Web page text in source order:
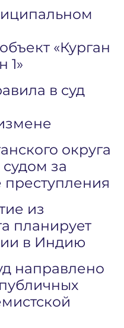
«Курган
1»
в суд
округа
за
преступления
из
планирует
в Индию
направлено